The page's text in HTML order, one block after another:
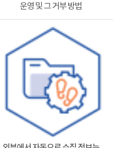
운영 및 그 거부 방법